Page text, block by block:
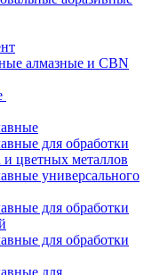
алмазные и CBN
для обработки
цветных металлов
универсального
для обработки
для обработки
для